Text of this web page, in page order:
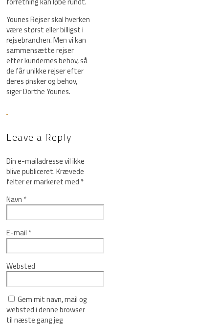
Younes Rejser skal hverken
være størst eller billigst i
rejsebranchen. Men vi kan
sammensætte rejser
efter kundernes behov, så
de får unikke rejser efter
deres ønsker og behov,
siger Dorthe Younes.
Leave a Reply
Din e-mailadresse vil ikke
blive publiceret.Krævede
felter er markeret med*
Navn*
E-mail*
Websted
Gem mit navn, mail og
websted i denne browser
til næste gang jeg